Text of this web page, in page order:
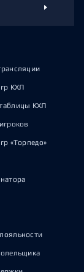
КХЛ
КХЛ
«Торпедо»